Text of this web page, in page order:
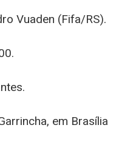
Vuaden (Fifa/RS).
em Brasília